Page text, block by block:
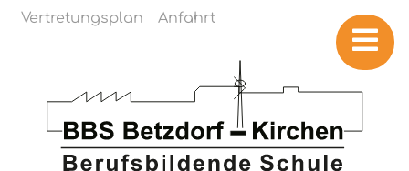
Navigation überspringen
Vertretungsplan Anfahrt